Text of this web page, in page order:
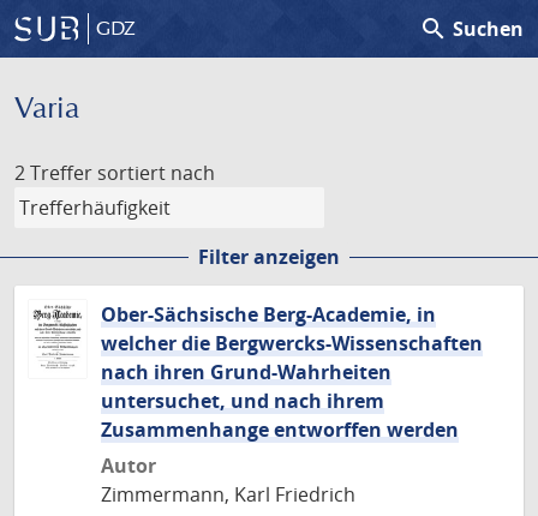
GDZ search Suchen
Varia
2 Treffer sortiert nach
Filter anzeigen
Ober-Sächsische Berg-Academie, in
welcher die Bergwercks-Wissenschaften
nach ihren Grund-Wahrheiten
untersuchet, und nach ihrem
Zusammenhange entworffen werden
Autor
Zimmermann, Karl Friedrich